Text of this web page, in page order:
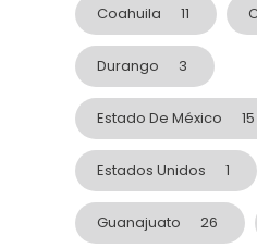
Coahuila 11
Durango 3
Estado De México 15
Estados Unidos 1
Guanajuato 26